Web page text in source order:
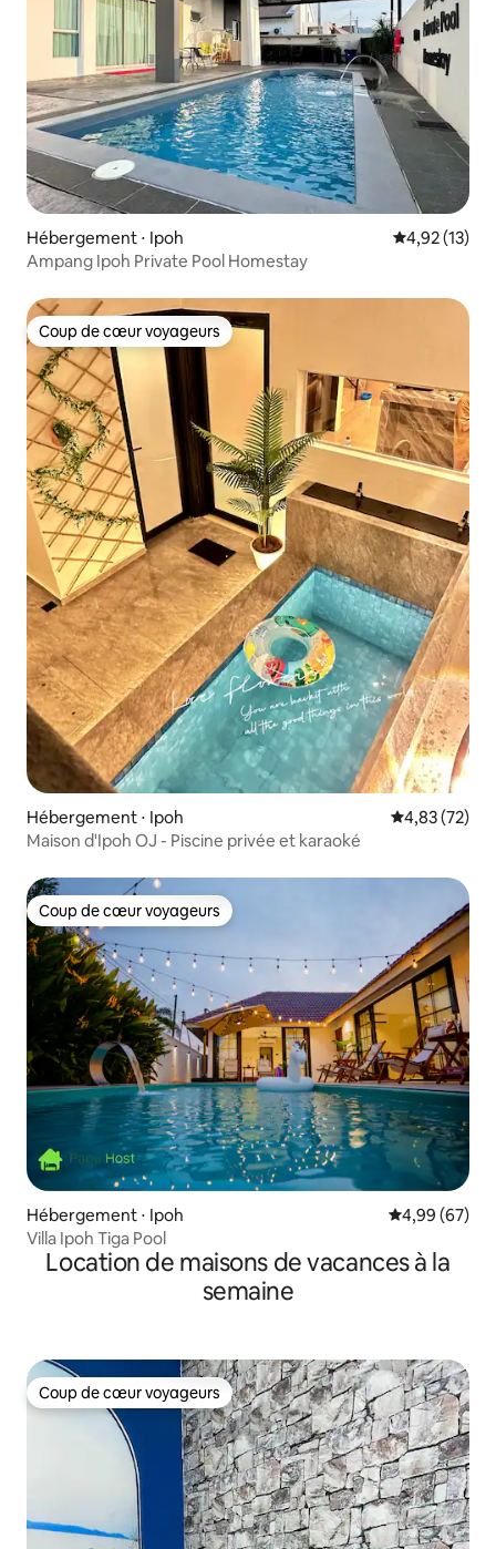
Hébergement ⋅ Ipoh Évaluation
4,92 (13)
Ampang Ipoh Private Pool Homestay
Coup de cœur voyageurs
Coup de cœur voyageurs
Hébergement ⋅ Ipoh Évaluation
4,83 (72)
Maison d'Ipoh OJ - Piscine privée et karaoké
Coup de cœur voyageurs
Coup de cœur voyageurs
Hébergement ⋅ Ipoh Évaluation
4,99 (67)
Villa Ipoh Tiga Pool
Location de maisons de vacances à la
semaine
Coup de cœur voyageurs
Coup de cœur voyageurs